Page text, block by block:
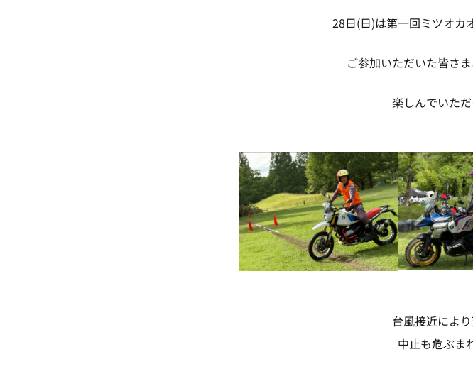
28日(日)は第一回ミツオカ
ご参加いただいた皆さ
楽しんでいた
台風接近によ
中止も危ぶま